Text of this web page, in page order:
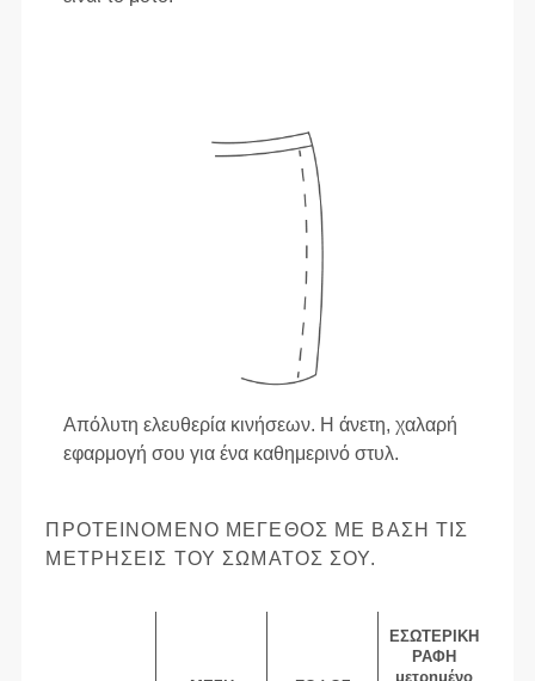
Απόλυτη ελευθερία κινήσεων. Η άνετη, χαλαρή
εφαρμογή σου για ένα καθημερινό στυλ.
ΠΡΟΤΕΙΝΌΜΕΝΟ ΜΈΓΕΘΟΣ ΜΕ ΒΆΣΗ ΤΙΣ
ΜΕΤΡΉΣΕΙΣ ΤΟΥ ΣΏΜΑΤΌΣ ΣΟΥ.
ΕΣΩΤΕΡΙΚΉ
ΡΑΦΉ
μετρημένο